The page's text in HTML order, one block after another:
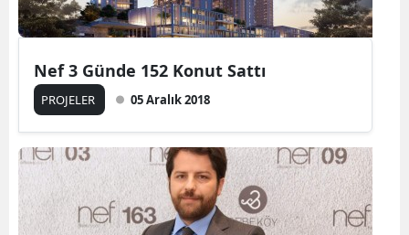
Nef 3 Günde 152 Konut Sattı
PROJELER 05 Aralık 2018